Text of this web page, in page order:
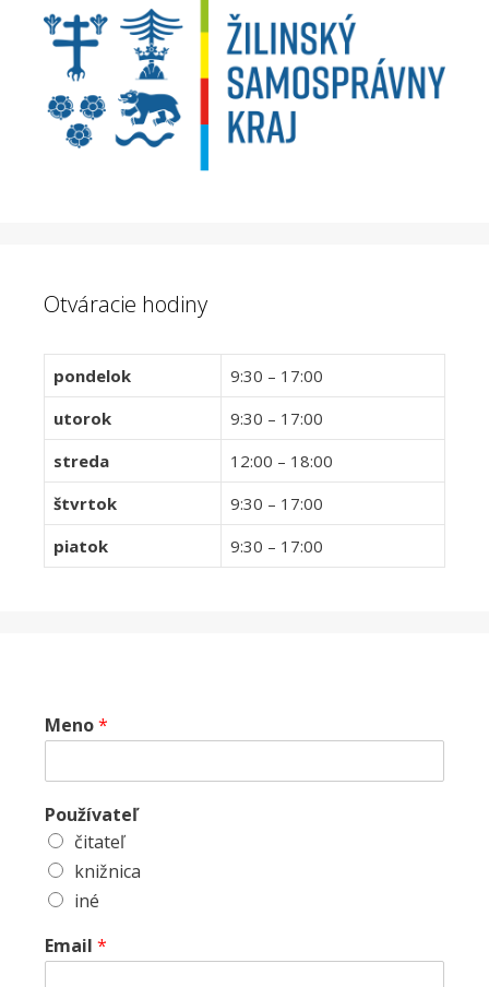
Otváracie hodiny
pondelok
9:30 – 17:00
utorok
9:30 – 17:00
streda
12:00 – 18:00
štvrtok
9:30 – 17:00
piatok
9:30 – 17:00
Meno*
Používateľ
čitateľ
knižnica
iné
Email *